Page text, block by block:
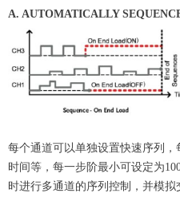
A. AUTOMATICALLY
每个通道可以单独设置快速序列
时间等，每一步阶最小可设定为
时进行多通道的序列控制，并模